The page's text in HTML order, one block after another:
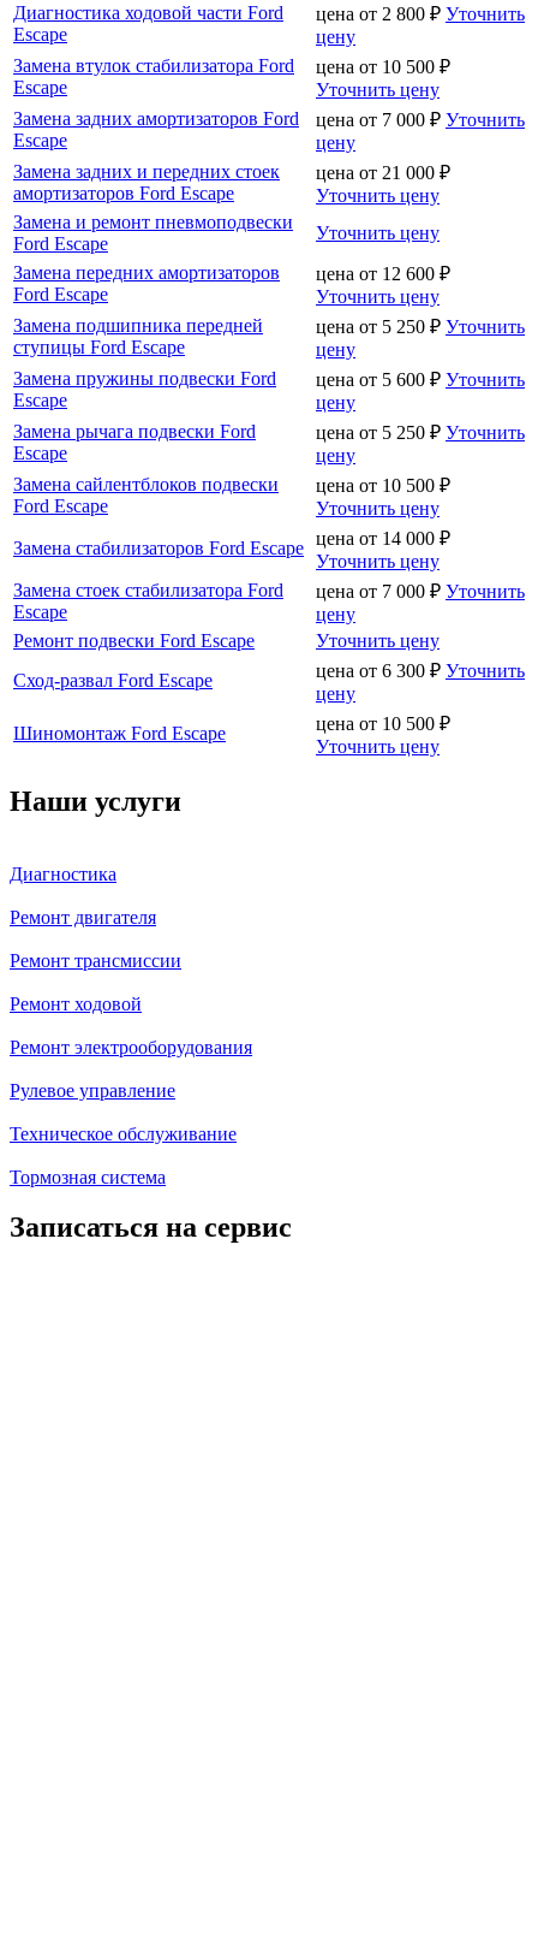
Диагностика ходовой части Ford
Escape
цена от 2 800 ₽ Уточнить
цену
Замена втулок стабилизатора Ford
Escape
цена от 10 500 ₽
Уточнить цену
Замена задних амортизаторов Ford
Escape
цена от 7 000 ₽ Уточнить
цену
Замена задних и передних стоек
амортизаторов Ford Escape
цена от 21 000 ₽
Уточнить цену
Замена и ремонт пневмоподвески
Ford Escape
Уточнить цену
Замена передних амортизаторов
Ford Escape
цена от 12 600 ₽
Уточнить цену
Замена подшипника передней
ступицы Ford Escape
цена от 5 250 ₽ Уточнить
цену
Замена пружины подвески Ford
Escape
цена от 5 600 ₽ Уточнить
цену
Замена рычага подвески Ford
Escape
цена от 5 250 ₽ Уточнить
цену
Замена сайлентблоков подвески
Ford Escape
цена от 10 500 ₽
Уточнить цену
Замена стабилизаторов Ford Escape цена от 14 000 ₽
Уточнить цену
Замена стоек стабилизатора Ford
Escape
цена от 7 000 ₽ Уточнить
цену
Ремонт подвески Ford Escape
Уточнить цену
Сход-развал Ford Escape
цена от 6 300 ₽ Уточнить
цену
Шиномонтаж Ford Escape
цена от 10 500 ₽
Уточнить цену
Наши услуги
Диагностика
Ремонт двигателя
Ремонт трансмиссии
Ремонт ходовой
Ремонт электрооборудования
Рулевое управление
Техническое обслуживание
Тормозная система
Записаться на сервис